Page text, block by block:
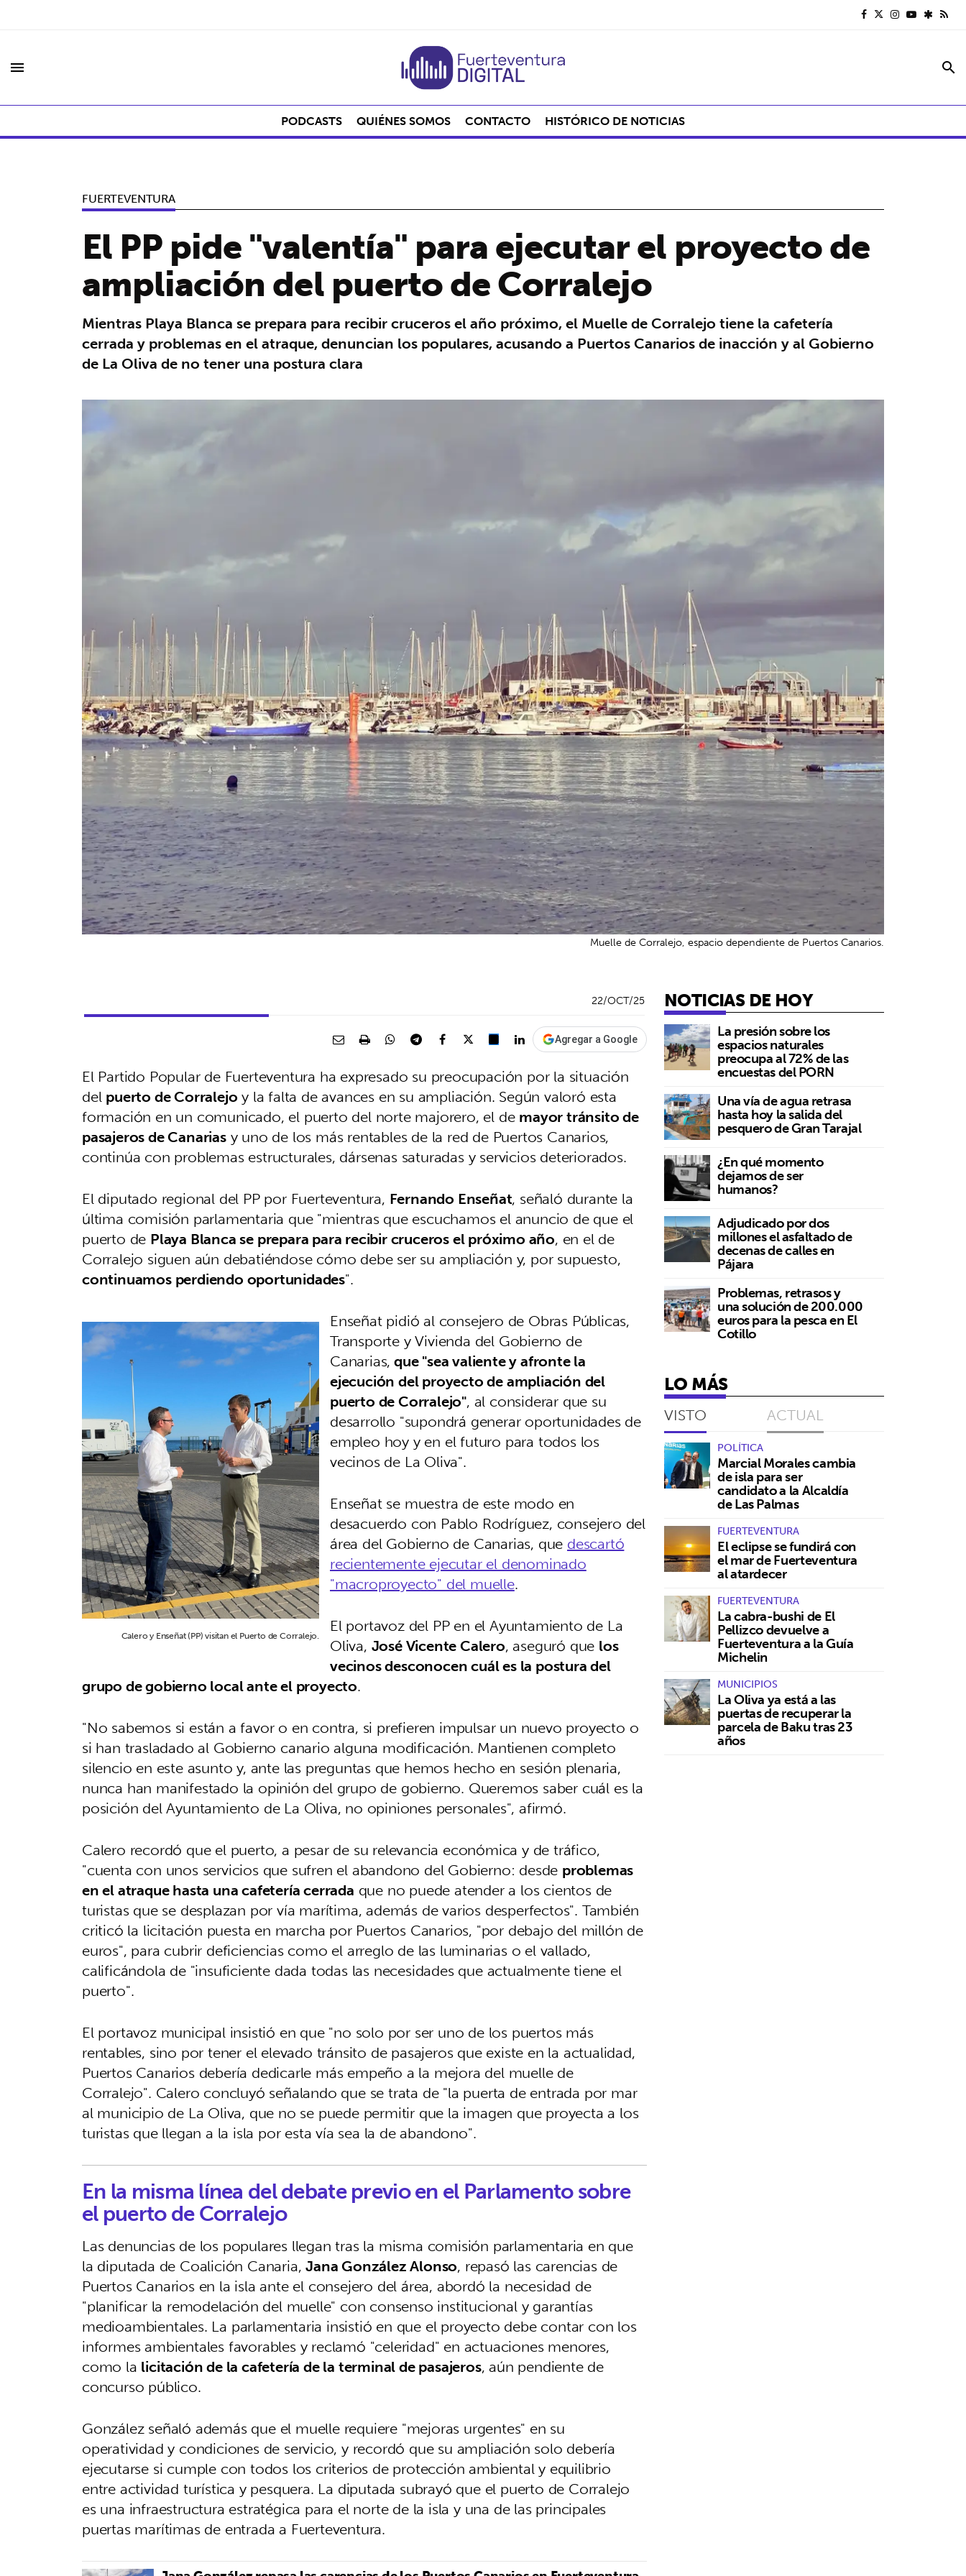
menu search
PODCASTS QUIÉNES SOMOS CONTACTO HISTÓRICO DE NOTICIAS
FUERTEVENTURA
El PP pide "valentía" para ejecutar el proyecto de
ampliación del puerto de Corralejo
Mientras Playa Blanca se prepara para recibir cruceros el año próximo, el Muelle de Corralejo tiene la cafetería
cerrada y problemas en el atraque, denuncian los populares, acusando a Puertos Canarios de inacción y al Gobierno
de La Oliva de no tener una postura clara
Muelle de Corralejo, espacio dependiente de Puertos Canarios.
22/OCT/25
Agregar a Google
El Partido Popular de Fuerteventura ha expresado su preocupación por la situación
delpuerto de Corralejoy la falta de avances en su ampliación. Según valoró esta
formación en un comunicado, el puerto del norte majorero, el demayor tránsito de
pasajeros de Canariasy uno de los más rentables de la red de Puertos Canarios,
continúa con problemas estructurales, dársenas saturadas y servicios deteriorados.
El diputado regional del PP por Fuerteventura, Fernando Enseñat, señaló durante la
última comisión parlamentaria que "mientras que escuchamos el anuncio de que el
puerto de Playa Blanca se prepara para recibir cruceros el próximo año, en el de
Corralejo siguen aún debatiéndose cómo debe ser su ampliación y, por supuesto,
continuamos perdiendo oportunidades".
Calero y Enseñat (PP) visitan el Puerto de Corralejo.
Enseñat pidió al consejero de Obras Públicas,
Transporte y Vivienda del Gobierno de
Canarias,que "sea valiente y afronte la
ejecución del proyecto de ampliación del
puerto de Corralejo", al considerar que su
desarrollo "supondrá generar oportunidades de
empleo hoy y en el futuro para todos los
vecinos de La Oliva".
Enseñat se muestra de este modo en
desacuerdo con Pablo Rodríguez, consejero del
área del Gobierno de Canarias, quedescartó
recientemente ejecutar el denominado
"macroproyecto" del muelle.
El portavoz del PP en el Ayuntamiento de La
Oliva, José Vicente Calero, aseguró que los
vecinos desconocen cuál es la postura del
grupo de gobierno local ante el proyecto.
"No sabemos si están a favor o en contra, si prefieren impulsar un nuevo proyecto o
si han trasladado al Gobierno canario alguna modificación. Mantienen completo
silencio en este asunto y, ante las preguntas que hemos hecho en sesión plenaria,
nunca han manifestado la opinión del grupo de gobierno. Queremos saber cuál es la
posición del Ayuntamiento de La Oliva, no opiniones personales", afirmó.
Calero recordó que el puerto, a pesar de su relevancia económica y de tráfico,
"cuenta con unos servicios que sufren el abandono del Gobierno: desde problemas
en el atraque hasta una cafetería cerrada que no puede atender a los cientos de
turistas que se desplazan por vía marítima, además de varios desperfectos". También
criticó la licitación puesta en marcha por Puertos Canarios, "por debajo del millón de
euros", para cubrir deficiencias como el arreglo de las luminarias o el vallado,
calificándola de "insuficiente dada todas las necesidades que actualmente tiene el
puerto".
El portavoz municipal insistió en que "no solo por ser uno de los puertos más
rentables, sino por tener el elevado tránsito de pasajeros que existe en la actualidad,
Puertos Canarios debería dedicarle más empeño a la mejora del muelle de
Corralejo". Calero concluyó señalando que se trata de "la puerta de entrada por mar
al municipio de La Oliva, que no se puede permitir que la imagen que proyecta a los
turistas que llegan a la isla por esta vía sea la de abandono".
En la misma línea del debate previo en el Parlamento sobre
el puerto de Corralejo
Las denuncias de los populares llegan tras la misma comisión parlamentaria en que
la diputada de Coalición Canaria,Jana González Alonso, repasó las carencias de
Puertos Canarios en la isla ante el consejero del área, abordó la necesidad de
"planificar la remodelación del muelle" con consenso institucional y garantías
medioambientales. La parlamentaria insistió en que el proyecto debe contar con los
informes ambientales favorables y reclamó "celeridad" en actuaciones menores,
como la licitación de la cafetería de la terminal de pasajeros, aún pendiente de
concurso público.
González señaló además que el muelle requiere "mejoras urgentes" en su
operatividad y condiciones de servicio, y recordó que su ampliación solo debería
ejecutarse si cumple con todos los criterios de protección ambiental y equilibrio
entre actividad turística y pesquera. La diputada subrayó que el puerto de Corralejo
es una infraestructura estratégica para el norte de la isla y una de las principales
puertas marítimas de entrada a Fuerteventura.
NOTICIAS DE HOY
La presión sobre los
espacios naturales
preocupa al 72% de las
encuestas del PORN
Una vía de agua retrasa
hasta hoy la salida del
pesquero de Gran Tarajal
¿En qué momento
dejamos de ser
humanos?
Adjudicado por dos
millones el asfaltado de
decenas de calles en
Pájara
Problemas, retrasos y
una solución de 200.000
euros para la pesca en El
Cotillo
LO MÁS
VISTO ACTUAL
POLÍTICA
Marcial Morales cambia
de isla para ser
candidato a la Alcaldía
de Las Palmas
FUERTEVENTURA
El eclipse se fundirá con
el mar de Fuerteventura
al atardecer
FUERTEVENTURA
La cabra-bushi de El
Pellizco devuelve a
Fuerteventura a la Guía
Michelin
MUNICIPIOS
La Oliva ya está a las
puertas de recuperar la
parcela de Baku tras 23
años